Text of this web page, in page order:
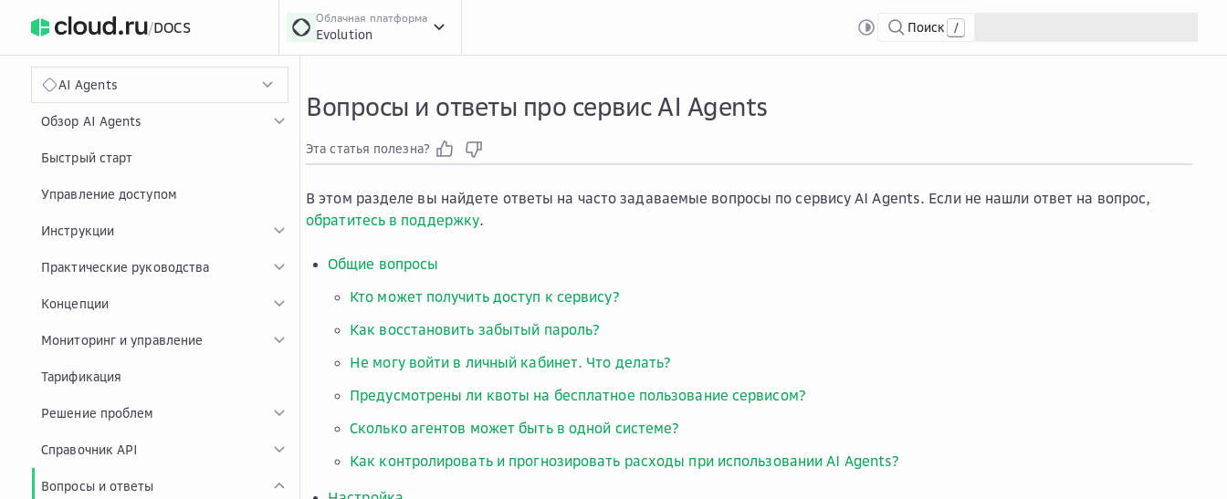
/DOCS
Облачная платформа
Evolution Поиск /
AI Agents
Обзор AI Agents
Быстрый старт
Управление доступом
Инструкции
Практические руководства
Концепции
Мониторинг и управление
Тарификация
Решение проблем
Справочник API
Вопросы и ответы
Вопросы и ответы про сервис AI Agents
Эта статья полезна?
В этом разделе вы найдете ответы на часто задаваемые вопросы по сервису AI Agents. Если не нашли ответ на вопрос,
обратитесь в поддержку.
Общие вопросы
Кто может получить доступ к сервису?
Как восстановить забытый пароль?
Не могу войти в личный кабинет. Что делать?
Предусмотрены ли квоты на бесплатное пользование сервисом?
Сколько агентов может быть в одной системе?
Как контролировать и прогнозировать расходы при использовании AI Agents?